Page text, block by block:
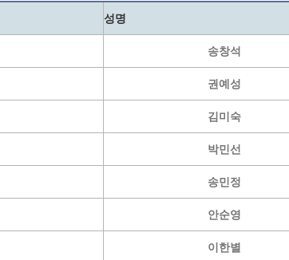
성명
송창석
권예성
김미숙
박민선
송민정
안순영
이한별